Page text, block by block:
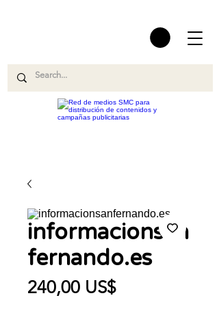
informacionsan
fernando.es
240,00 US$Precio